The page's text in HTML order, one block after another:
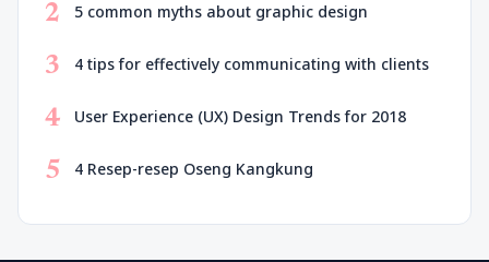
2 5 common myths about graphic design
3 4 tips for effectively communicating with clients
4 User Experience (UX) Design Trends for 2018
5 4 Resep-resep Oseng Kangkung